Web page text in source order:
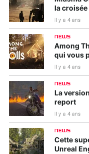
la
Il y a 4 ans
NEWS
Among
qui vous
Il y a 4 ans
NEWS
La
report
Il y a 4 ans
NEWS
Cette
Unreal